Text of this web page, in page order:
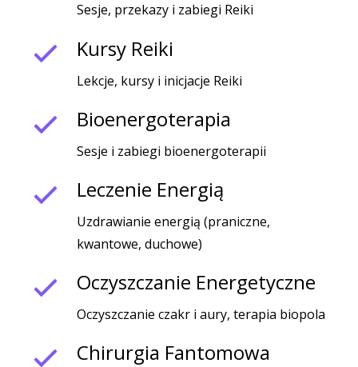
Sesje, przekazy i zabiegi Reiki
Kursy Reiki
Lekcje, kursy i inicjacje Reiki
Bioenergoterapia
Sesje i zabiegi bioenergoterapii
Leczenie Energią
Uzdrawianie energią (praniczne,
kwantowe, duchowe)
Oczyszczanie Energetyczne
Oczyszczanie czakr i aury, terapia biopola
Chirurgia Fantomowa